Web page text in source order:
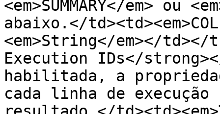
<em>SUMMARY</em> ou
abaixo.</
<em>String</em></td></
Execution IDs</
habilitada, a
cada linha de